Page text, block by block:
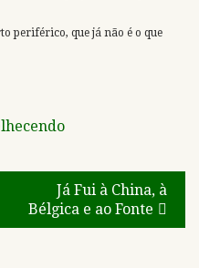
periférico, que já não é o que
Já Fui à China, à
Bélgica e ao Fonte